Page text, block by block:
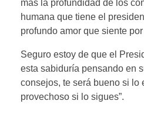
más la profundidad de los
humana que tiene el
profundo amor que siente
Seguro estoy de que el
esta sabiduría pensando en
consejos, te será bueno si lo
provechoso si lo sigues”.